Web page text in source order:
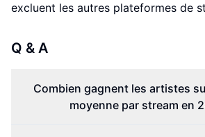
excluent les autres plateformes de
Q & A
Combien gagnent les artistes
moyenne par stream en